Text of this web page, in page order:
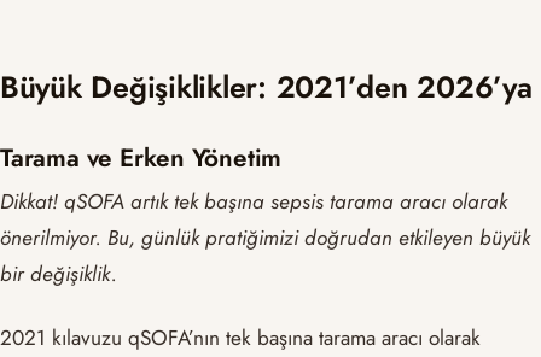
Büyük Değişiklikler: 2021’den 2026’ya
Tarama ve Erken Yönetim
Dikkat! qSOFA artık tek başına sepsis tarama aracı olarak
önerilmiyor. Bu, günlük pratiğimizi doğrudan etkileyen büyük
bir değişiklik.
2021 kılavuzu qSOFA’nın tek başına tarama aracı olarak